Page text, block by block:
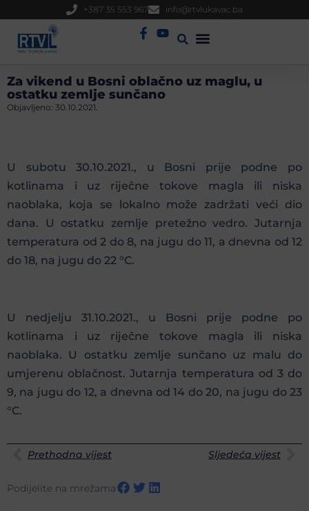
+387 35 553 967 info@rtvlukavac.ba
Za vikend u Bosni oblačno uz maglu, u
ostatku zemlje sunčano
Objavljeno: 30.10.2021.
U subotu 30.10.2021., u Bosni prije podne po
kotlinama i uz riječne tokove magla ili niska
naoblaka, koja se lokalno može zadržati veći dio
dana. U ostatku zemlje pretežno vedro. Jutarnja
temperatura od 2 do 8, na jugu do 11, a dnevna od 12
do 18, na jugu do 22 °C.
U nedjelju 31.10.2021., u Bosni prije podne po
kotlinama i uz riječne tokove magla ili niska
naoblaka. U ostatku zemlje sunčano uz malu do
umjerenu oblačnost. Jutarnja temperatura od 3 do
9, na jugu do 12, a dnevna od 14 do 20, na jugu do 23
°C.
Prethodna vijest Sljedeća vijest
Podijelite na mrežama